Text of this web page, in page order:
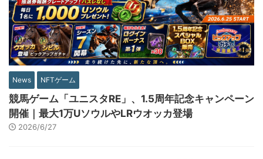
News NFTゲーム
競馬ゲーム「ユニスタRE」、1.5周年記念キャンペーン
開催｜最大1万UソウルやLRウオッカ登場
2026/6/27